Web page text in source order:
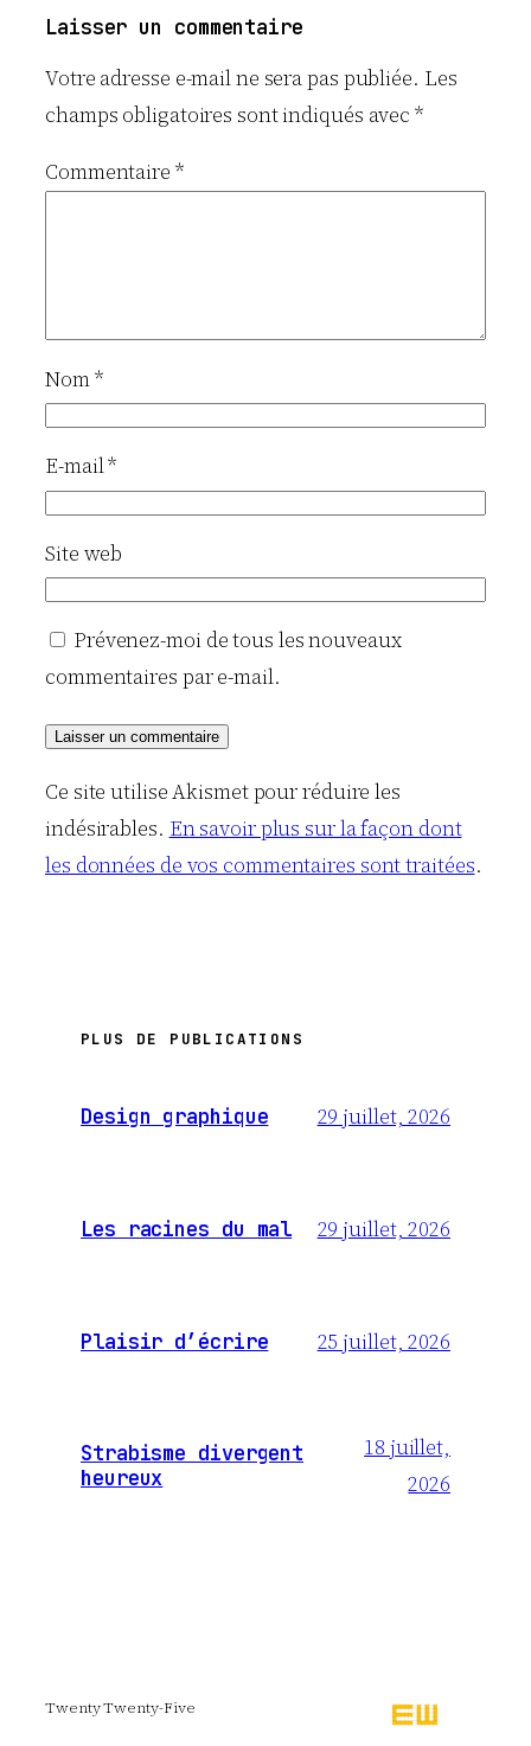
Laisser un commentaire
Votre adresse e-mail ne sera pas publiée. Les
champs obligatoires sont indiqués avec*
Commentaire *
Nom*
E-mail*
Site web
Prévenez-moi de tous les nouveaux
commentaires par e-mail.
Ce site utilise Akismet pour réduire les
indésirables. En savoir plus sur la façon dont
les données de vos commentaires sont traitées.
PLUS DE PUBLICATIONS
Design graphique 29 juillet, 2026
Les racines du mal 29 juillet, 2026
Plaisir d’écrire 25 juillet, 2026
Strabisme divergent
heureux
18 juillet,
2026
Twenty Twenty-Five